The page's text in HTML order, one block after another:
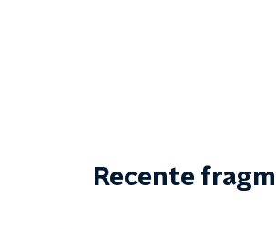
Recente